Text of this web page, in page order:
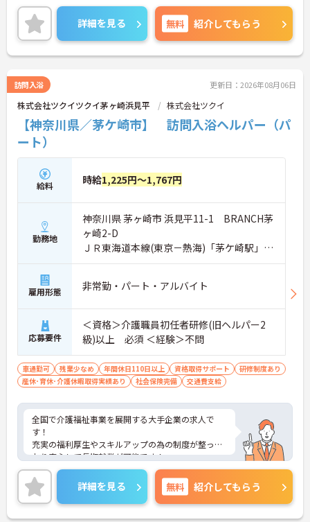
詳細を見る 無料 紹介してもらう
訪問入浴 更新日：2026年08月06日
株式会社ツクイツクイ茅ヶ崎浜見平 株式会社ツクイ
【神奈川県／茅ケ崎市】 訪問入浴ヘルパー（パ
ート）
給料 時給1,225円～1,767円
勤務地
神奈川県 茅ヶ崎市 浜見平11-1 BRANCH茅
ヶ崎2-D
ＪＲ東海道本線(東京－熱海)「茅ケ崎駅」バ
ス・車6分
雇用形態 非常勤・パート・アルバイト
応募要件
＜資格＞介護職員初任者研修(旧ヘルパー2
級)以上 必須 ＜経験＞不問
車通勤可 残業少なめ 年間休日110日以上 資格取得サポート
研修制度あり
産休･育休･介護休暇取得実績あり
社会保険完備 交通費支給
全国で介護福祉事業を展開する大手企業の求人で
す！
充実の福利厚生やスキルアップの為の制度が整って
おり安心して長期就業が可能です！
ご興味ある方には、面接のポイントなど、さらに詳
細をお話致しますのでお気軽にご相談ください。
詳細を見る 無料 紹介してもらう